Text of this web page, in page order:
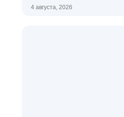
4 августа, 2026